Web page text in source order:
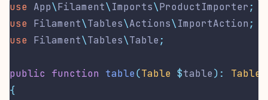
use App\Filament\Imports\ProductImporter ;
use Filament\Tables\Actions\ImportAction ;
use Filament\Tables\Table ;
public function table(Table $table):
Table
{